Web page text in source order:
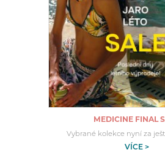
MEDICINE FINAL
Vybrané kolekce nyní za
VÍCE >